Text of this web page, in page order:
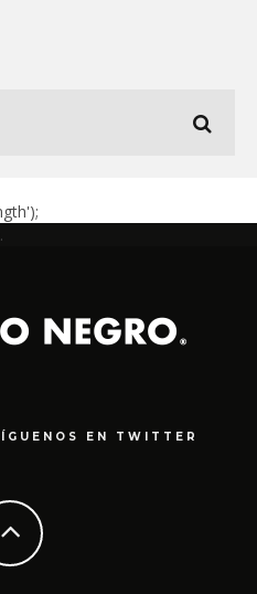
EN TWITTER